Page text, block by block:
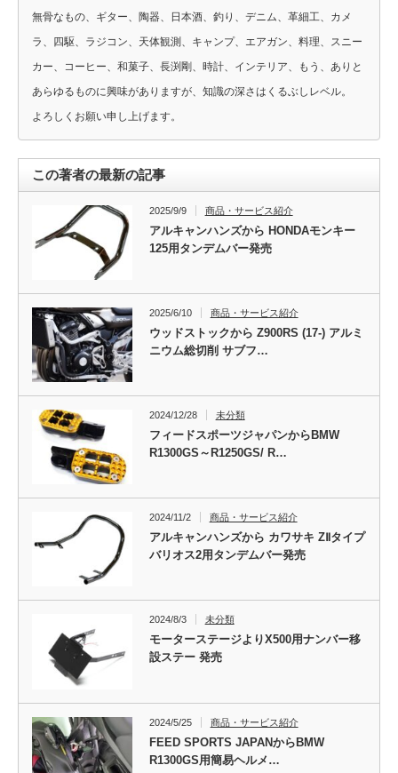
無骨なもの、ギター、陶器、日本酒、釣り、デニム、革細工、カメ
ラ、四駆、ラジコン、天体観測、キャンプ、エアガン、料理、スニー
カー、コーヒー、和菓子、長渕剛、時計、インテリア、もう、ありと
あらゆるものに興味がありますが、知識の深さはくるぶしレベル。
よろしくお願い申し上げます。
この著者の最新の記事
2025/9/9 商品・サービス紹介
アルキャンハンズから HONDAモンキー
125用タンデムバー発売
2025/6/10 商品・サービス紹介
ウッドストックから Z900RS (17-) アルミ
ニウム総切削 サブフ…
2024/12/28 未分類
フィードスポーツジャパンからBMW
R1300GS～R1250GS/ R…
2024/11/2 商品・サービス紹介
アルキャンハンズから カワサキ ZⅡタイプ
バリオス2用タンデムバー発売
2024/8/3 未分類
モーターステージよりX500用ナンバー移
設ステー 発売
2024/5/25 商品・サービス紹介
FEED SPORTS JAPANからBMW
R1300GS用簡易ヘルメ…